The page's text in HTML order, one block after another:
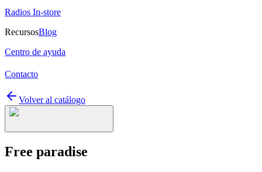
Radios In-store
RecursosBlog
Centro de ayuda
Contacto
Volver al catálogo
Free paradise